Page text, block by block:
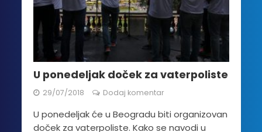
U ponedeljak doček za vaterpoliste
29/07/2018 Dodaj komentar
U ponedeljak će u Beogradu biti organizovan
doček za vaterpoliste. Kako se navodi u